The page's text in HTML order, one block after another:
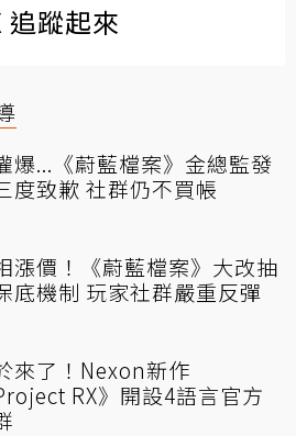
追蹤起來
爆...《蔚藍檔案》金總監發
度致歉 社群仍不買帳
漲價！《蔚藍檔案》大改抽
底機制 玩家社群嚴重反彈
來了！Nexon新作
RX》開設4語言官方